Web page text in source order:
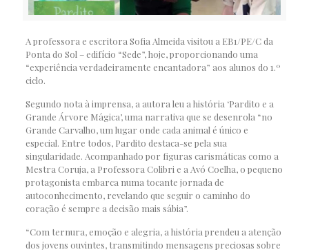
A professora e escritora Sofia Almeida visitou a EB1/PE/C da
Ponta do Sol – edifício “Sede”, hoje, proporcionando uma
“experiência verdadeiramente encantadora” aos alunos do 1.º
ciclo.
Segundo nota à imprensa, a autora leu a história ‘Pardito e a
Grande Árvore Mágica’, uma narrativa que se desenrola “no
Grande Carvalho, um lugar onde cada animal é único e
especial. Entre todos, Pardito destaca-se pela sua
singularidade. Acompanhado por figuras carismáticas como a
Mestra Coruja, a Professora Colibri e a Avó Coelha, o pequeno
protagonista embarca numa tocante jornada de
autoconhecimento, revelando que seguir o caminho do
coração é sempre a decisão mais sábia”.
“Com ternura, emoção e alegria, a história prendeu a atenção
dos jovens ouvintes, transmitindo mensagens preciosas sobre